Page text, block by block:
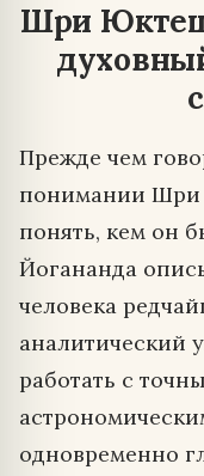
Шри
Прежде чем
понимании Шри
понять, кем он
Йогананда
человека
аналитический
работать с
одновременно